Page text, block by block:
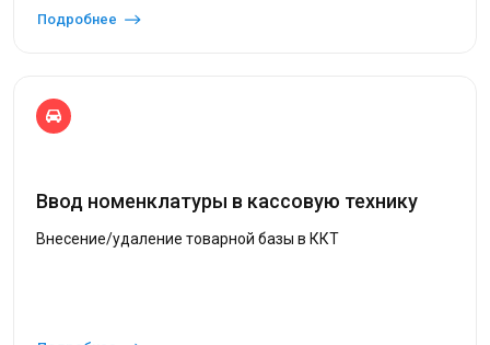
Подробнее
Ввод номенклатуры в кассовую технику
Внесение/удаление товарной базы в ККТ